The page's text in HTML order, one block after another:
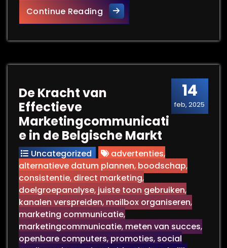
Continue ReadingDe Essentie van een
14
feb, 2025
De Kracht van
Effectieve
Marketingcommunicati
e in de Belgische Markt
Uncategorized advertenties,
alternatieve datum plannen, boodschap,
consistentie, direct marketing,
doelgroepanalyse, juiste toon gebruiken,
kanalen verspreiden, mailbox organiseren,
marketing communicatie,
marketingcommunicatie, meten van succes,
openbare computers, promoties, social